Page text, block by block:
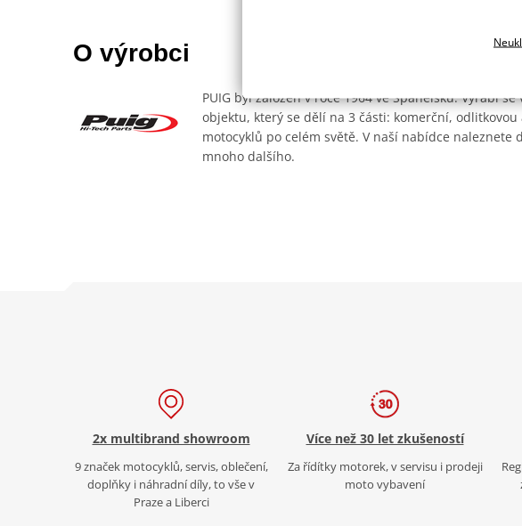
O výrobci
PUIG byl založen v roce 1964 ve Španělsku. Vyrábí
objektu, který se dělí na 3 části: komerční,
motocyklů po celém světě. V naší nabídce
mnoho dalšího.
2x multibrand showroom
9 značek motocyklů, servis, oblečení,
doplňky i náhradní díly, to vše v
Praze a Liberci
Více než 30 let zkušeností
Za řídítky motorek, v servisu i prodeji
moto vybavení